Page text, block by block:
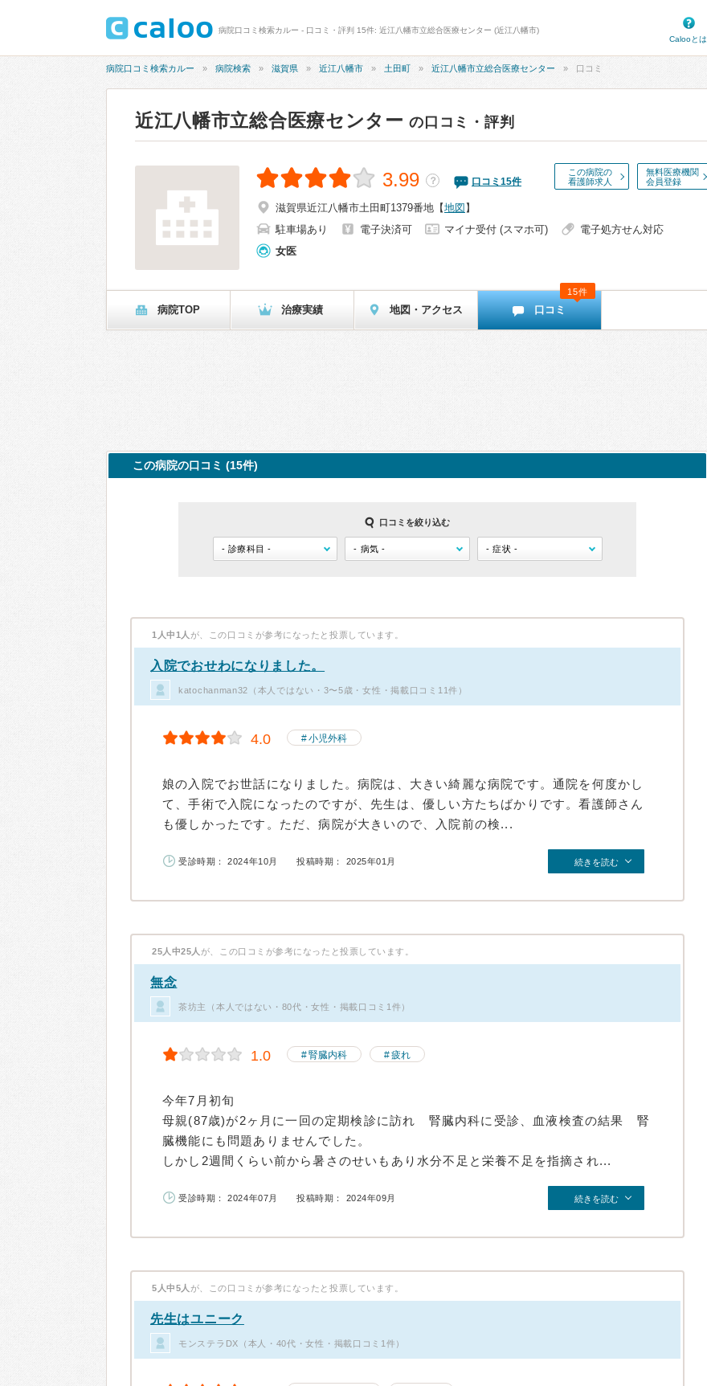
病院口コミ検索カルー - 口コミ・評判 15件: 近江八幡市立総合医療センター (近江八幡市)
Calooとは
病院口コミ検索カルー 病院検索 滋賀県 近江八幡市 土田町 近江八幡市立総合医療センター 口コミ
近江八幡市立総合医療センター の口コミ・評判
この病院の
看護師求人
無料医療機関
会員登録
3.99 ？ 口コミ 15件
滋賀県近江八幡市土田町1379番地 【地図 】
駐車場あり
電子決済可 マイナ受付 (スマホ可)
電子処方せん対応
女医
病院TOP 治療実績 地図・アクセス 口コミ
15件
この病院の口コミ (15件)
口コミを絞り込む
1人中1人 が、この口コミが参考になったと投票しています。
入院でおせわになりました。
katochanman32（本人ではない・3〜5歳・女性・掲載口コミ11件）
4.0 小児外科
娘の入院でお世話になりました。病院は、大きい綺麗な病院です。通院を何度かし
て、手術で入院になったのですが、先生は、優しい方たちばかりです。看護師さん
も優しかったです。ただ、病院が大きいので、入院前の検...
受診時期： 2024年10月 投稿時期： 2025年01月 続きを読む
25人中25人 が、この口コミが参考になったと投票しています。
無念
茶坊主（本人ではない・80代・女性・掲載口コミ1件）
1.0 腎臓内科 疲れ
今年7月初旬
母親(87歳)が2ヶ月に一回の定期検診に訪れ 腎臓内科に受診、血液検査の結果 腎
臓機能にも問題ありませんでした。
しかし2週間くらい前から暑さのせいもあり水分不足と栄養不足を指摘され...
受診時期： 2024年07月 投稿時期： 2024年09月 続きを読む
5人中5人 が、この口コミが参考になったと投票しています。
先生はユニーク
モンステラDX（本人・40代・女性・掲載口コミ1件）